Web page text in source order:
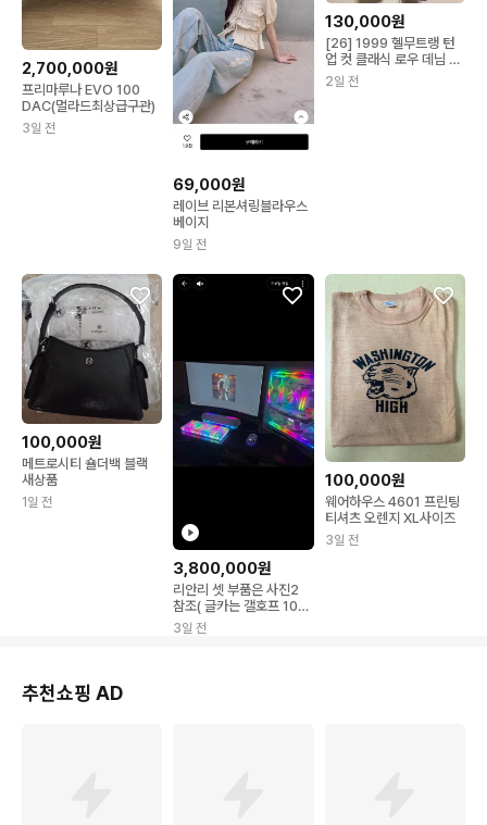
2,700,000원
프리마루나 EVO 100
DAC(멀라드최상급구관)
3일 전
69,000원
레이브 리본셔링블라우스
베이지
9일 전
130,000원
[26] 1999 헬무트랭 턴
업 컷 클래식 로우 데님 팬
츠
2일 전
100,000원
메트로시티 숄더백 블랙
새상품
1일 전
3,800,000원
리안리 셋 부품은 사진2
참조( 글카는 갤호프 10주
년 )
3일 전
100,000원
웨어하우스 4601 프린팅
티셔츠 오렌지 XL사이즈
3일 전
추천쇼핑 AD